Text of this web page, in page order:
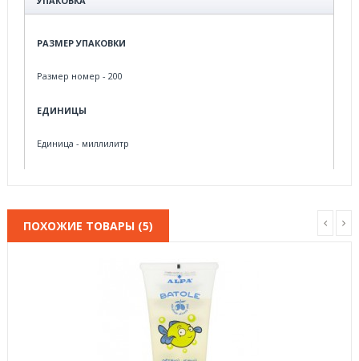
РАЗМЕР УПАКОВКИ
Размер номер - 200
ЕДИНИЦЫ
Единица - миллилитр
ПОХОЖИЕ ТОВАРЫ (5)